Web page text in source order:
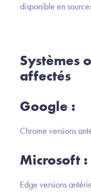
disponible en
Systèmes
affectés
Google :
Chrome versions
Microsoft :
Edge versions